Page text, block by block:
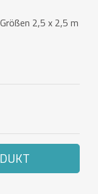
2,5 x 2,5 m